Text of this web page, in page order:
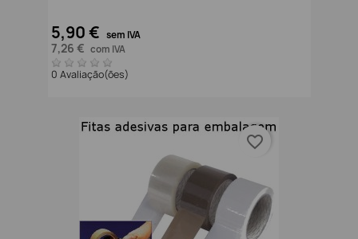
5,90 € sem IVA
7,26 € com IVA
0 Avaliação(ões)
favorite_border